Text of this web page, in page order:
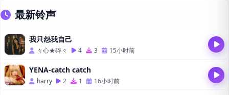
最新铃声
我只怨我自己
々心★碎々 4 3 15小时前
YENA-catch catch
harry 2 1 16小时前